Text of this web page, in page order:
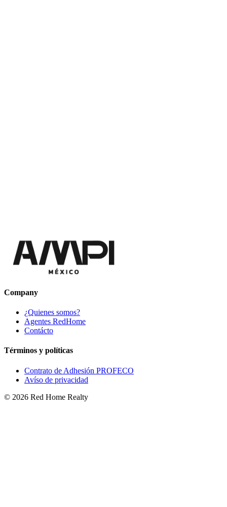
Company
¿Quienes somos?
Agentes RedHome
Contácto
Términos y políticas
Contrato de Adhesión PROFECO
Avíso de privacidad
© 2026 Red Home Realty